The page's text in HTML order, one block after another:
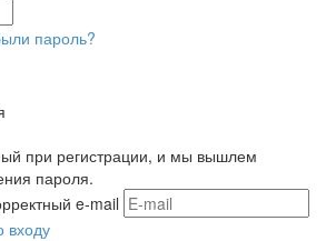
пароль?
при регистрации, и мы вышлем
пароля.
e-mail
входу